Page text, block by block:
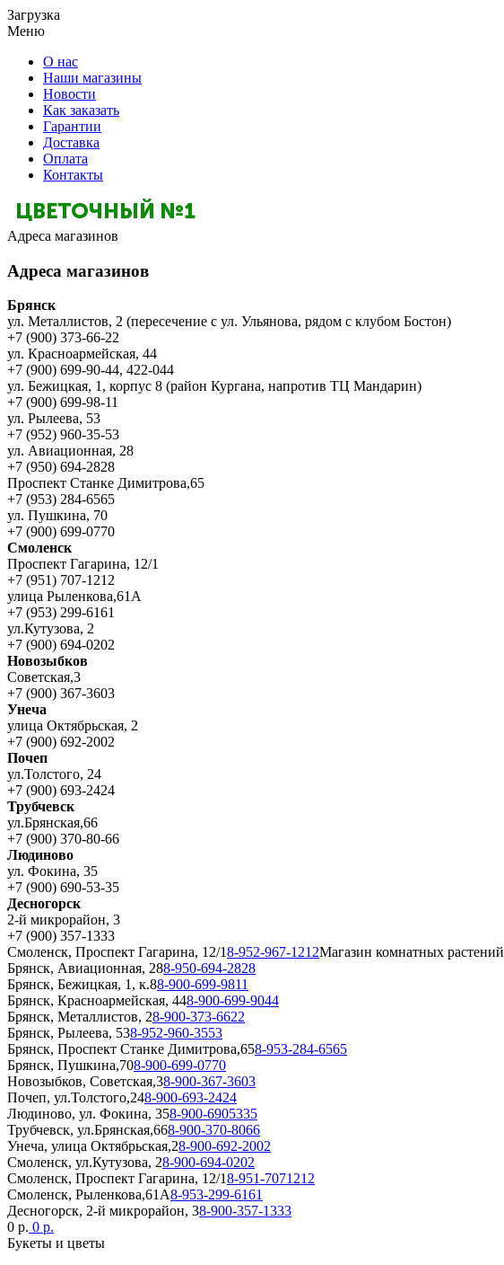
Загрузка
Меню
О нас
Наши магазины
Новости
Как заказать
Гарантии
Доставка
Оплата
Контакты
Адреса магазинов
Адреса магазинов
Брянск
ул. Металлистов, 2 (пересечение с ул. Ульянова, рядом с клубом Бостон)
+7 (900) 373-66-22
ул. Красноармейская, 44
+7 (900) 699-90-44, 422-044
ул. Бежицкая, 1, корпус 8 (район Кургана, напротив ТЦ Мандарин)
+7 (900) 699-98-11
ул. Рылеева, 53
+7 (952) 960-35-53
ул. Авиационная, 28
+7 (950) 694-2828
Проспект Станке Димитрова,65
+7 (953) 284-6565
ул. Пушкина, 70
+7 (900) 699-0770
Смоленск
Проспект Гагарина, 12/1
+7 (951) 707-1212
улица Рыленкова,61А
+7 (953) 299-6161
ул.Кутузова, 2
+7 (900) 694-0202
Новозыбков
Советская,3
+7 (900) 367-3603
Унеча
улица Октябрьская, 2
+7 (900) 692-2002
Почеп
ул.Толстого, 24
+7 (900) 693-2424
Трубчевск
ул.Брянская,66
+7 (900) 370-80-66
Людиново
ул. Фокина, 35
+7 (900) 690-53-35
Десногорск
2-й микрорайон, 3
+7 (900) 357-1333
Смоленск, Проспект Гагарина, 12/18-952-967-1212Магазин комнатных растений
Брянск, Авиационная, 288-950-694-2828
Брянск, Бежицкая, 1, к.88-900-699-9811
Брянск, Красноармейская, 448-900-699-9044
Брянск, Металлистов, 28-900-373-6622
Брянск, Рылеева, 538-952-960-3553
Брянск, Проспект Станке Димитрова,658-953-284-6565
Брянск, Пушкина,708-900-699-0770
Новозыбков, Советская,38-900-367-3603
Почеп, ул.Толстого,248-900-693-2424
Людиново, ул. Фокина, 358-900-6905335
Трубчевск, ул.Брянская,668-900-370-8066
Унеча, улица Октябрьская,28-900-692-2002
Смоленск, ул.Кутузова, 28-900-694-0202
Смоленск, Проспект Гагарина, 12/18-951-7071212
Смоленск, Рыленкова,61А8-953-299-6161
Десногорск, 2-й микрорайон, 38-900-357-1333
0 р. 0 р.
Букеты и цветы